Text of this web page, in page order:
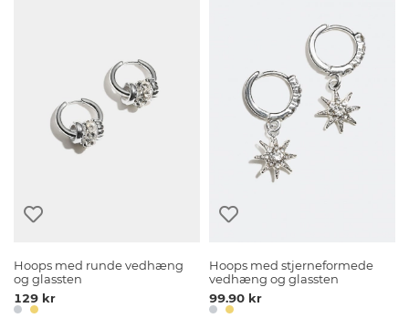
Hoops med runde vedhæng
og glassten
129 kr
Hoops med stjerneformede
vedhæng og glassten
99.90 kr